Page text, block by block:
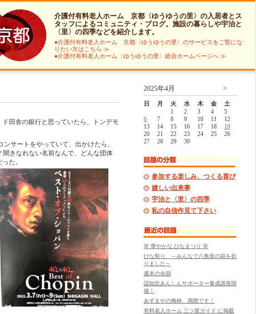
介護付有料老人ホーム 京都〈ゆうゆうの里〉の入居者とス
タッフによるコミュニティ・ブログ。施設の暮らしや宇治と
〈里〉の四季などを紹介します。
●介護付有料老人ホーム 京都〈ゆうゆうの里〉のサービスをご覧にな
りたい方はこちら ≫
●介護付有料老人ホーム〈ゆうゆうの里〉総合ホームページへ ≫
田舎の銀行と思っていたら、トンデモ
サートをやっていて、出かけたら、
聞きなれない名前なんで、どんな団体
た。
2025年4月
日 月 火 水 木 金
土
1
2 3 4
5
6
7 8 9 10 11
12
13
14 15 16 17 18
19
20
21 22 23 24 25
26
27
28 29 30
参加する楽しみ、つくる喜び
嬉しい出来事
宇治と〈里〉の四季
私の自信作見て下さい
🌸 華やかな ひなまつり 🌸
ひな祭り ～みんなで八角形の箱を折
りました～
週末の余韻
認知症あんしんサポーター養成講座開
催！
あずまやの梅林、満開です！
有料老人ホーム 三ツ星ガイド に掲載
>